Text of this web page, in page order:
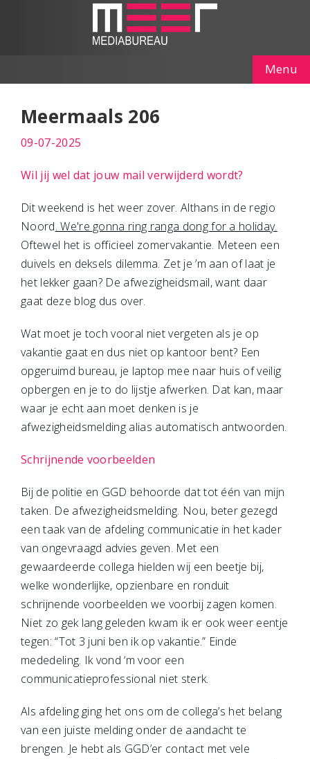
Menu
Meermaals 206
09-07-2025
Wil jij wel dat jouw mail verwijderd wordt?
Dit weekend is het weer zover. Althans in de regio
Noord. We're gonna ring ranga dong for a holiday.
Oftewel het is officieel zomervakantie. Meteen een
duivels en deksels dilemma. Zet je ’m aan of laat je
het lekker gaan? De afwezigheidsmail, want daar
gaat deze blog dus over.
Wat moet je toch vooral niet vergeten als je op
vakantie gaat en dus niet op kantoor bent? Een
opgeruimd bureau, je laptop mee naar huis of veilig
opbergen en je to do lijstje afwerken. Dat kan, maar
waar je echt aan moet denken is je
afwezigheidsmelding alias automatisch antwoorden.
Schrijnende voorbeelden
Bij de politie en GGD behoorde dat tot één van mijn
taken. De afwezigheidsmelding. Nou, beter gezegd
een taak van de afdeling communicatie in het kader
van ongevraagd advies geven. Met een
gewaardeerde collega hielden wij een beetje bij,
welke wonderlijke, opzienbare en ronduit
schrijnende voorbeelden we voorbij zagen komen.
Niet zo gek lang geleden kwam ik er ook weer eentje
tegen: “Tot 3 juni ben ik op vakantie.” Einde
mededeling. Ik vond ‘m voor een
communicatieprofessional niet sterk.
Als afdeling ging het ons om de collega’s het belang
van een juiste melding onder de aandacht te
brengen. Je hebt als GGD’er contact met vele